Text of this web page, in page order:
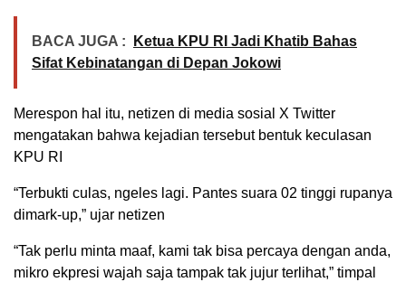
BACA JUGA :
Ketua KPU RI Jadi Khatib Bahas
Sifat Kebinatangan di Depan Jokowi
Merespon hal itu, netizen di media sosial X Twitter
mengatakan bahwa kejadian tersebut bentuk keculasan
KPU RI
“Terbukti culas, ngeles lagi. Pantes suara 02 tinggi rupanya
dimark-up,” ujar netizen
“Tak perlu minta maaf, kami tak bisa percaya dengan anda,
mikro ekpresi wajah saja tampak tak jujur terlihat,” timpal